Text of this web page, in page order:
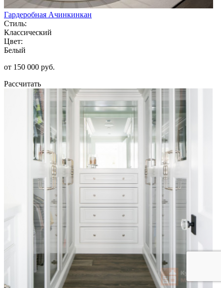
Гардеробная Ачинкинкан
Стиль:
Классический
Цвет:
Белый
от 150 000 руб.
Рассчитать